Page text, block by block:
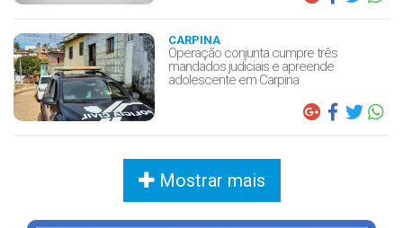
CARPINA
Operação conjunta cumpre três
mandados judiciais e apreende
adolescente em Carpina
Mostrar mais